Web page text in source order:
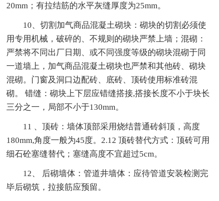
20mm；有拉结筋的水平灰缝厚度为25mm。
10、切割加气商品混凝土砌块：砌块的切割必须使
用专用机械，破碎的、不规则的砌块严禁上墙；混砌：
严禁将不同出厂日期、或不同强度等级的砌块混砌于同
一道墙上，加气商品混凝土砌块也严禁和其他砖、砌块
混砌。门窗及洞口边配砖、底砖、顶砖使用标准砖混
砌。 错缝：砌块上下层应错缝搭接,搭接长度不小于块长
三分之一，局部不小于130mm。
11 、顶砖：墙体顶部采用烧结普通砖斜顶，高度
180mm,角度一般为45度。2.12 顶砖替代方式：顶砖可用
细石砼塞缝替代；塞缝高度不宜超过5cm。
12、 后砌墙体：管道井墙体：应待管道安装检测完
毕后砌筑，拉接筋应预留。